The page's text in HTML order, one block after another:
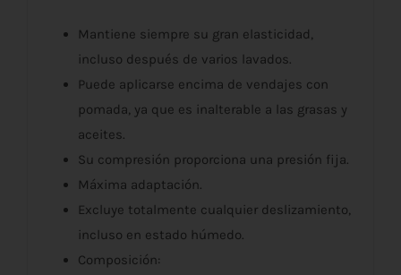
Mantiene siempre su gran elasticidad,
incluso después de varios lavados.
Puede aplicarse encima de vendajes con
pomada, ya que es inalterable a las grasas y
aceites.
Su compresión proporciona una presión fija.
Máxima adaptación.
Excluye totalmente cualquier deslizamiento,
incluso en estado húmedo.
Composición: